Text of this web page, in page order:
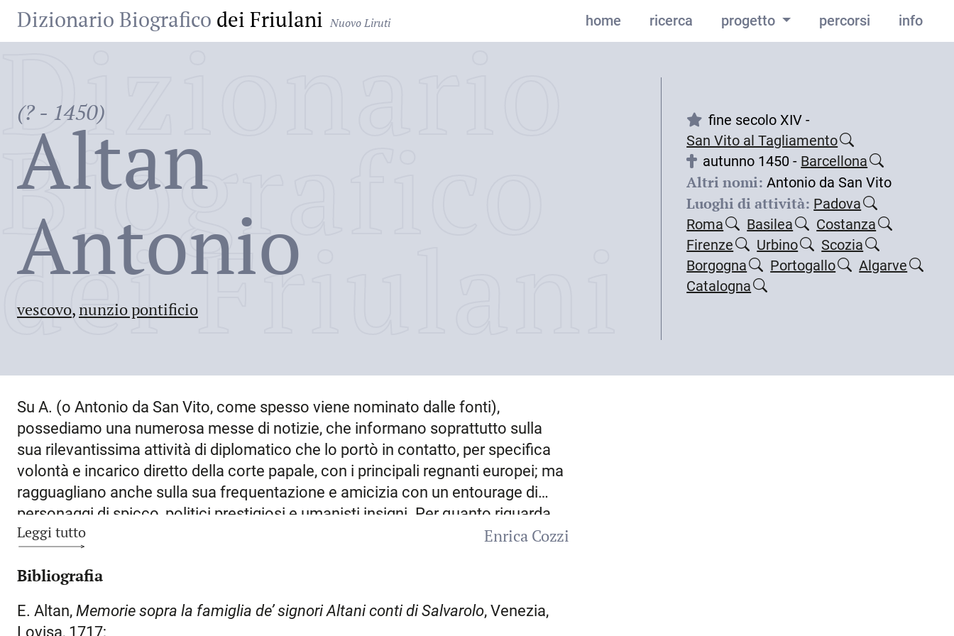
Dizionario Biografico dei Friulani Nuovo Liruti home ricerca progetto percorsi info
(? - 1450)
Altan
Antonio
vescovo,nunzio pontificio
Dizionario
Biografico
dei Friulani
fine secolo XIV -
San Vito al Tagliamento
autunno 1450 - Barcellona
Altri nomi: Antonio da San Vito
Luoghi di attività: Padova
Roma
Basilea
Costanza
Firenze
Urbino
Scozia
Borgogna
Portogallo
Algarve
Catalogna
Su A. (o Antonio da San Vito, come spesso viene nominato dalle fonti),
possediamo una numerosa messe di notizie, che informano soprattutto sulla
sua rilevantissima attività di diplomatico che lo portò in contatto, per specifica
volontà e incarico diretto della corte papale, con i principali regnanti europei; ma
ragguagliano anche sulla sua frequentazione e amicizia con un entourage di
personaggi di spicco, politici prestigiosi e umanisti insigni. Per quanto riguarda
più in particolare il Friuli, a lui si deve la committenza dei rilevanti cicli di affreschi
fine del secolo XIV
Roma, con l’incarico di cappellano papale, affidato molto verosimilmente
Leggi tutto
Enrica Cozzi
Bibliografia
E. Altan, Memorie sopra la famiglia de’ signori Altani conti di Salvarolo, Venezia,
Lovisa, 1717;